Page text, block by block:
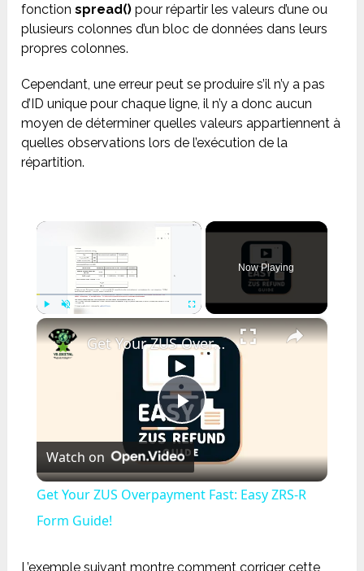
fonctionspread() pour répartir les valeurs d’une ou
plusieurs colonnes d’un bloc de données dans leurs
propres colonnes.
Cependant, une erreur peut se produire s’il n’y a pas
d’ID unique pour chaque ligne, il n’y a donc aucun
moyen de déterminer quelles valeurs appartiennent à
quelles observations lors de l’exécution de la
répartition.
×
Now Playing
×
Play
Video
Get Your ZUS Overpayment Fast: Easy ZRS-R Form Guide!
Watch on
Get Your ZUS Overpayment Fast: Easy ZRS-R
Form Guide!
L’exemple suivant montre comment corriger cette